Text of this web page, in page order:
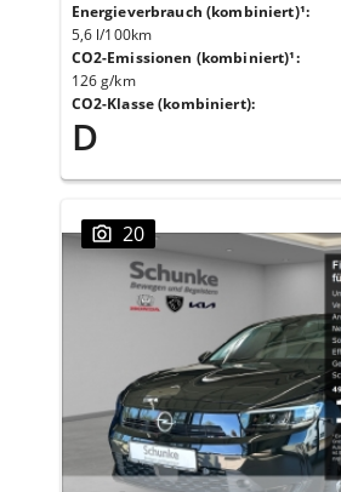
Energieverbrauch (kombiniert)¹:
5,6 l/100km
CO2-Emissionen (kombiniert)¹:
126 g/km
CO2-Klasse (kombiniert):
D
20